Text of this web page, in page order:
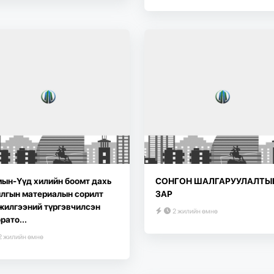
Үүд хилийн боомт дахь
материалын сорилт
түргэвчилсэн
жилийн өмнө
СОНГОН
ЗАР
2 жилийн өмнө